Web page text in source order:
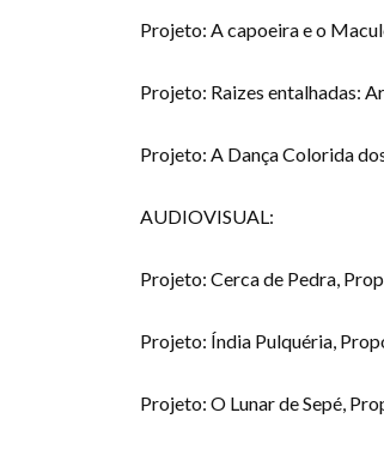
Projeto: A capoeira e o
Projeto: Raizes entalhadas:
Projeto: A Dança Colorida
AUDIOVISUAL:
Projeto: Cerca de Pedra,
Projeto: Índia Pulquéria,
Projeto: O Lunar de Sepé,